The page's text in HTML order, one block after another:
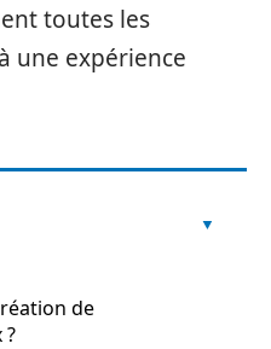
toutes les
une expérience
de